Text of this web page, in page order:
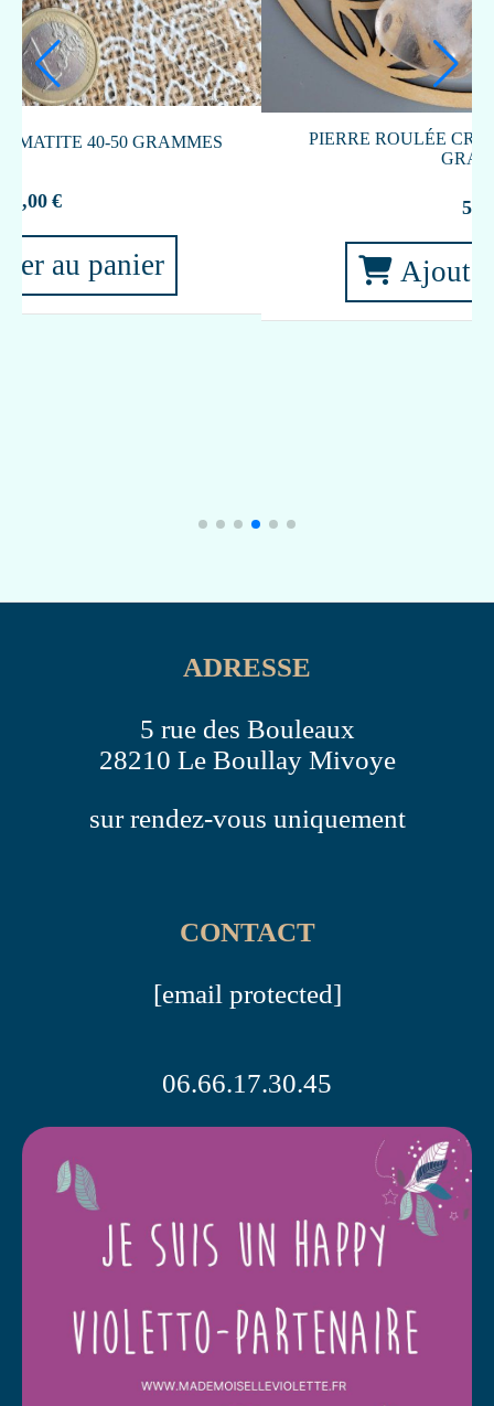
PIERRE ROULÉE SODALITE 15-25 GRAMMES
Ajouter au panier
ADRESSE
5 rue des Bouleaux
28210 Le Boullay Mivoye
sur rendez-vous uniquement
CONTACT
[email protected]
06.66.17.30.45